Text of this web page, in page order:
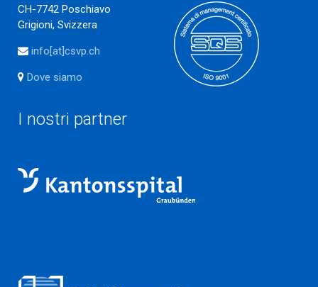
CH-7742 Poschiavo
Grigioni, Svizzera
info[at]csvp.ch
Dove siamo
I nostri partner